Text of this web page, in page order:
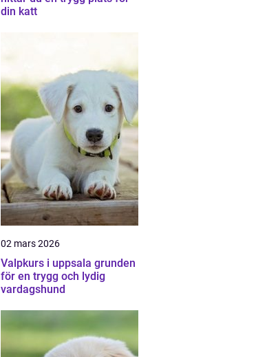
din katt
02 mars 2026
Valpkurs i uppsala grunden
för en trygg och lydig
vardagshund